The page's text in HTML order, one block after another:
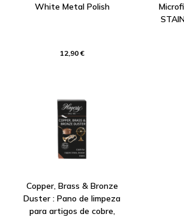
White Metal Polish
12,90 €
Copper, Brass & Bronze
Duster : Pano de limpeza
para artigos de cobre,